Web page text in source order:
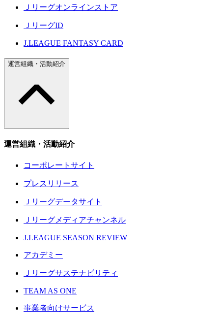
Ｊリーグオンラインストア
ＪリーグID
J.LEAGUE FANTASY CARD
運営組織・活動紹介
運営組織・活動紹介
コーポレートサイト
プレスリリース
Ｊリーグデータサイト
Ｊリーグメディアチャンネル
J.LEAGUE SEASON REVIEW
アカデミー
Ｊリーグサステナビリティ
TEAM AS ONE
事業者向けサービス